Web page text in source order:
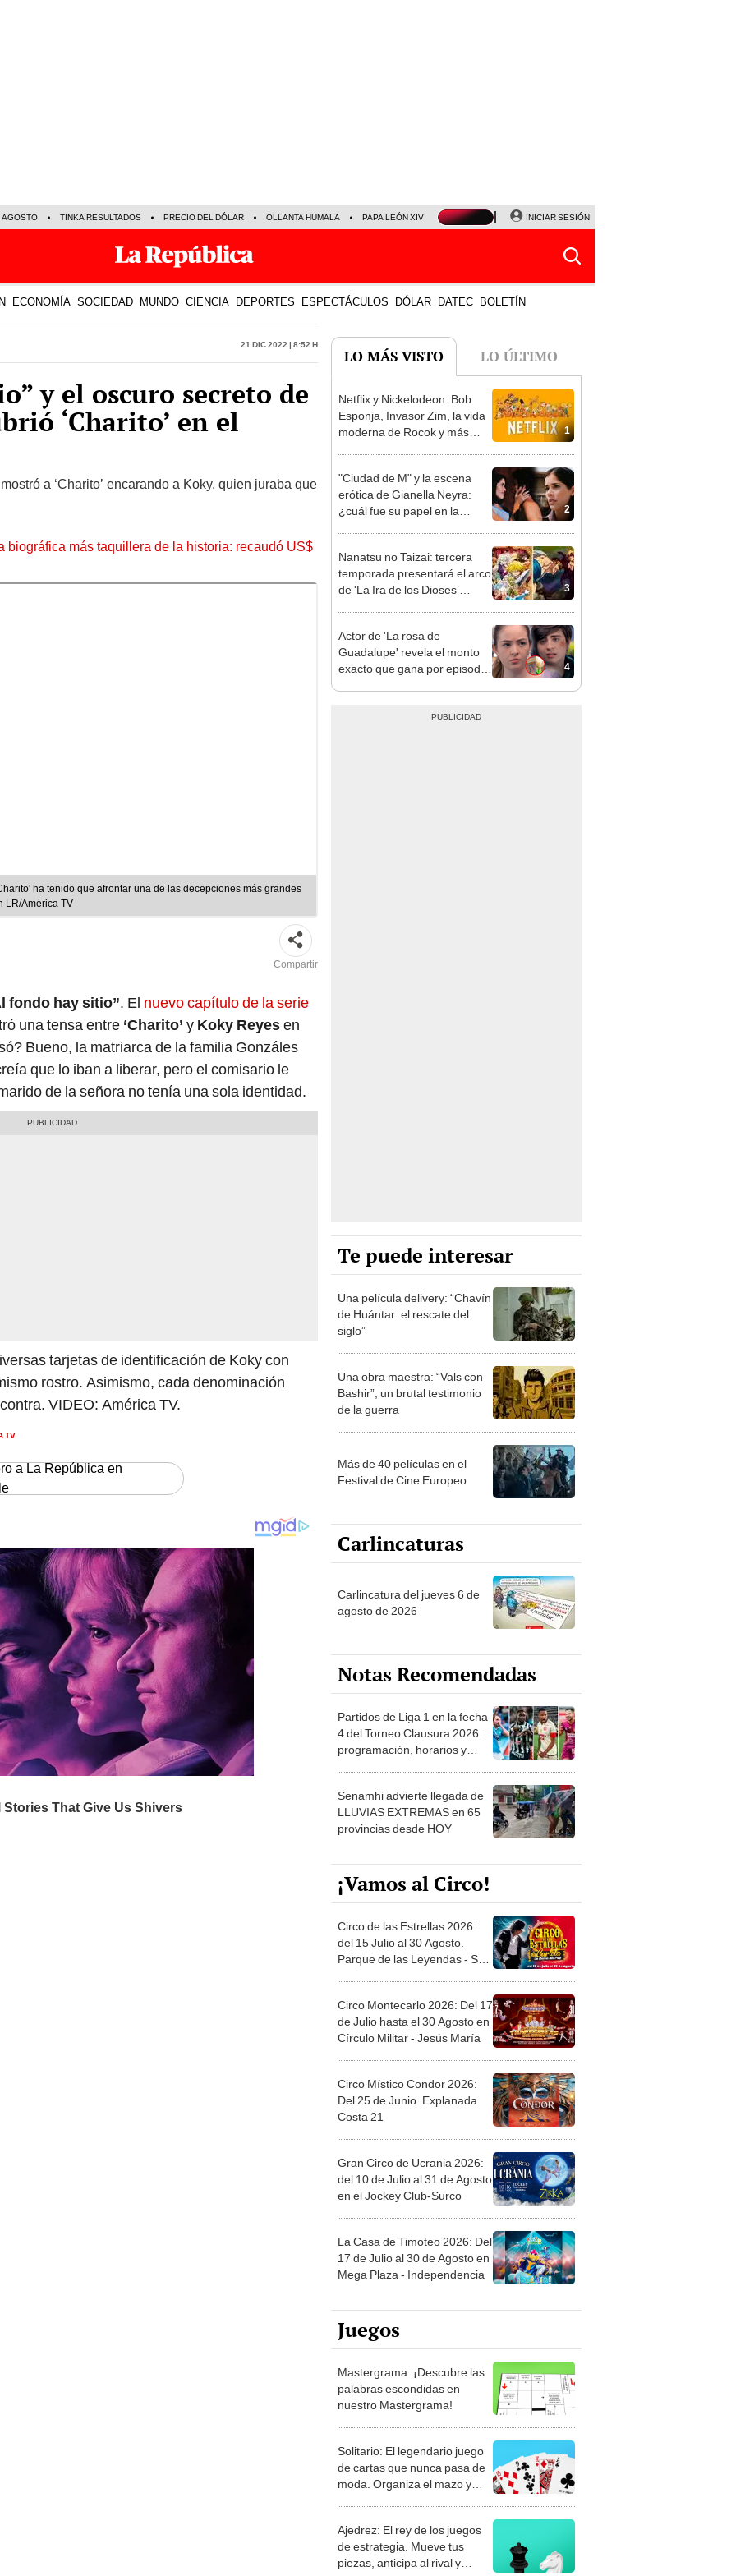
AGOSTO TINKA RESULTADOS PRECIO DEL DÓLAR OLLANTA HUMALA PAPA LEÓN XIV NALDY SALDAÑA LA BELLA LUZ
INICIAR SESIÓN
ECONOMÍA SOCIEDAD MUNDO CIENCIA DEPORTES ESPECTÁCULOS DÓLAR DATEC BOLETÍN
21 Dic 2022 | 8:52 h
y el oscuro secreto de
‘Charito’ en el
a ‘Charito’ encarando a Koky, quien juraba que
biográfica más taquillera de la historia: recaudó US$
ha tenido que afrontar una de las decepciones más grandes
LR/América TV
Compartir
fondo hay sitio”. El nuevo capítulo de la serie
una tensa entre ‘Charito’ y Koky Reyesen
Bueno, la matriarca de la familia Gonzáles
que lo iban a liberar, pero el comisario le
de la señora no tenía una sola identidad.
tarjetas de identificación de Koky con
rostro. Asimismo, cada denominación
VIDEO: América TV.
TV
a La República en
LO MÁS VISTO LO ÚLTIMO
1
Netflix y Nickelodeon: Bob
Esponja, Invasor Zim, la vida
moderna de Rocok y más
2
"Ciudad de M" y la escena
erótica de Gianella Neyra:
¿cuál fue su papel en la
3
Nanatsu no Taizai: tercera
temporada presentará el arco
de 'La Ira de los Dioses’
4
Actor de 'La rosa de
Guadalupe' revela el monto
exacto que gana por episodio
Te puede interesar
Una película delivery: “Chavín
de Huántar: el rescate del
siglo”
Una obra maestra: “Vals con
Bashir”, un brutal testimonio
de la guerra
Más de 40 películas en el
Festival de Cine Europeo
Carlincaturas
Carlincatura del jueves 6 de
agosto de 2026
Notas Recomendadas
Partidos de Liga 1 en la fecha
4 del Torneo Clausura 2026:
programación, horarios y
Senamhi advierte llegada de
LLUVIAS EXTREMAS en 65
provincias desde HOY
¡Vamos al Circo!
Circo de las Estrellas 2026:
del 15 Julio al 30 Agosto.
Parque de las Leyendas - San
Circo Montecarlo 2026: Del 17
de Julio hasta el 30 Agosto en
Círculo Militar - Jesús María
Circo Místico Condor 2026:
Del 25 de Junio. Explanada
Costa 21
Gran Circo de Ucrania 2026:
del 10 de Julio al 31 de Agosto
en el Jockey Club-Surco
La Casa de Timoteo 2026: Del
17 de Julio al 30 de Agosto en
Mega Plaza - Independencia
Juegos
Mastergrama: ¡Descubre las
palabras escondidas en
nuestro Mastergrama!
Solitario: El legendario juego
de cartas que nunca pasa de
moda. Organiza el mazo y
Ajedrez: El rey de los juegos
de estrategia. Mueve tus
piezas, anticipa al rival y